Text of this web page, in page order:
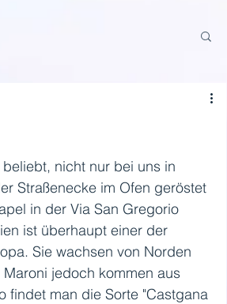
nicht nur bei uns in
Straßenecke im Ofen geröstet
in der Via San Gregorio
ist überhaupt einer der
Sie wachsen von Norden
jedoch kommen aus
findet man die Sorte "Castgana